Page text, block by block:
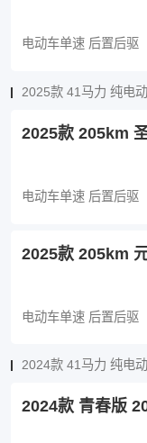
电动车单速 后置后驱
2025款 41马力 纯电动
2025款 205km
电动车单速 后置后驱
2025款 205km
电动车单速 后置后驱
2024款 41马力 纯电动
2024款 青春版